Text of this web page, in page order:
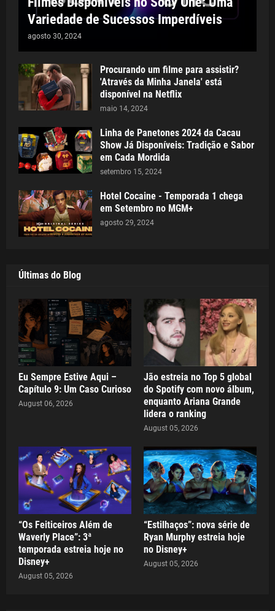
Variedade de Sucessos Imperdíveis
agosto 30, 2024
Procurando um filme para assistir?
'Através da Minha Janela' está
disponível na Netflix
maio 14, 2024
Linha de Panetones 2024 da Cacau
Show Já Disponíveis: Tradição e Sabor
em Cada Mordida
setembro 15, 2024
Hotel Cocaine - Temporada 1 chega
em Setembro no MGM+
agosto 29, 2024
Últimas do Blog
Eu Sempre Estive Aqui –
Capítulo 9: Um Caso Curioso
August 06, 2026
Jão estreia no Top 5 global
do Spotify com novo álbum,
enquanto Ariana Grande
lidera o ranking
August 05, 2026
“Os Feiticeiros Além de
Waverly Place”: 3ª
temporada estreia hoje no
Disney+
August 05, 2026
“Estilhaços”: nova série de
Ryan Murphy estreia hoje
no Disney+
August 05, 2026